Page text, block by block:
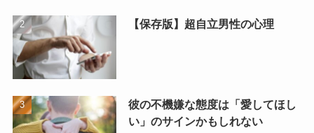
【保存版】超自立男性の心理
彼の不機嫌な態度は「愛してほし
い」のサインかもしれない